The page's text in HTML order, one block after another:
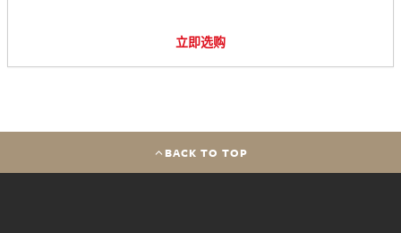
立即选购
BACK TO TOP